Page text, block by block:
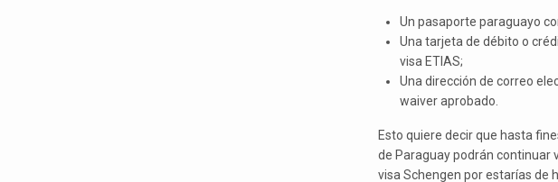
Un pasaporte paraguayo
Una tarjeta de débito o
visa ETIAS;
Una dirección de correo
waiver aprobado.
Esto quiere decir que hasta
de Paraguay podrán continuar
visa Schengen por estarías de